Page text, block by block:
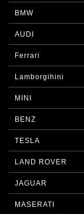
BMW
AUDI
Ferrari
Lamborgihini
MINI
BENZ
TESLA
LAND ROVER
JAGUAR
MASERATI